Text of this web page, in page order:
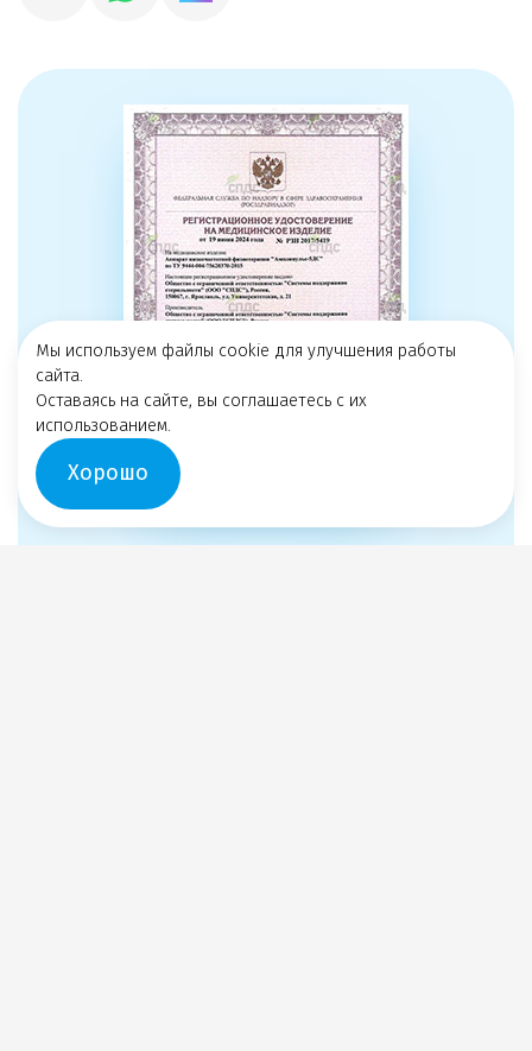
Мы используем файлы cookie для улучшения работы
сайта.
Оставаясь на сайте, вы соглашаетесь с их
использованием.
Хорошо